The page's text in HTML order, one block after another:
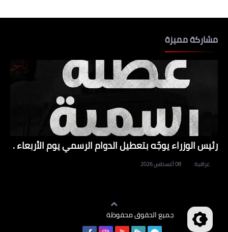
مشاركة مميزة
رئيس الوزراء يوجّه بتعطيل الدوام الرسمي يوم الأربعاء .
عراقية 08 أغسطس 2026
جميع الحقوق محفوظة